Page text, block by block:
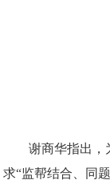
谢商华指出，
求“监帮结合、同